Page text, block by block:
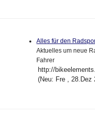
Alles für den
Aktuelles um neue
Fahrer
http://
(Neu: Fre , 28.Dez